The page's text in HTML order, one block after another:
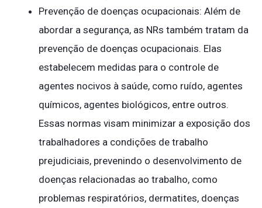
Prevenção de doenças ocupacionais: Além de
abordar a segurança, as NRs também tratam da
prevenção de doenças ocupacionais. Elas
estabelecem medidas para o controle de
agentes nocivos à saúde, como ruído, agentes
químicos, agentes biológicos, entre outros.
Essas normas visam minimizar a exposição dos
trabalhadores a condições de trabalho
prejudiciais, prevenindo o desenvolvimento de
doenças relacionadas ao trabalho, como
problemas respiratórios, dermatites, doenças